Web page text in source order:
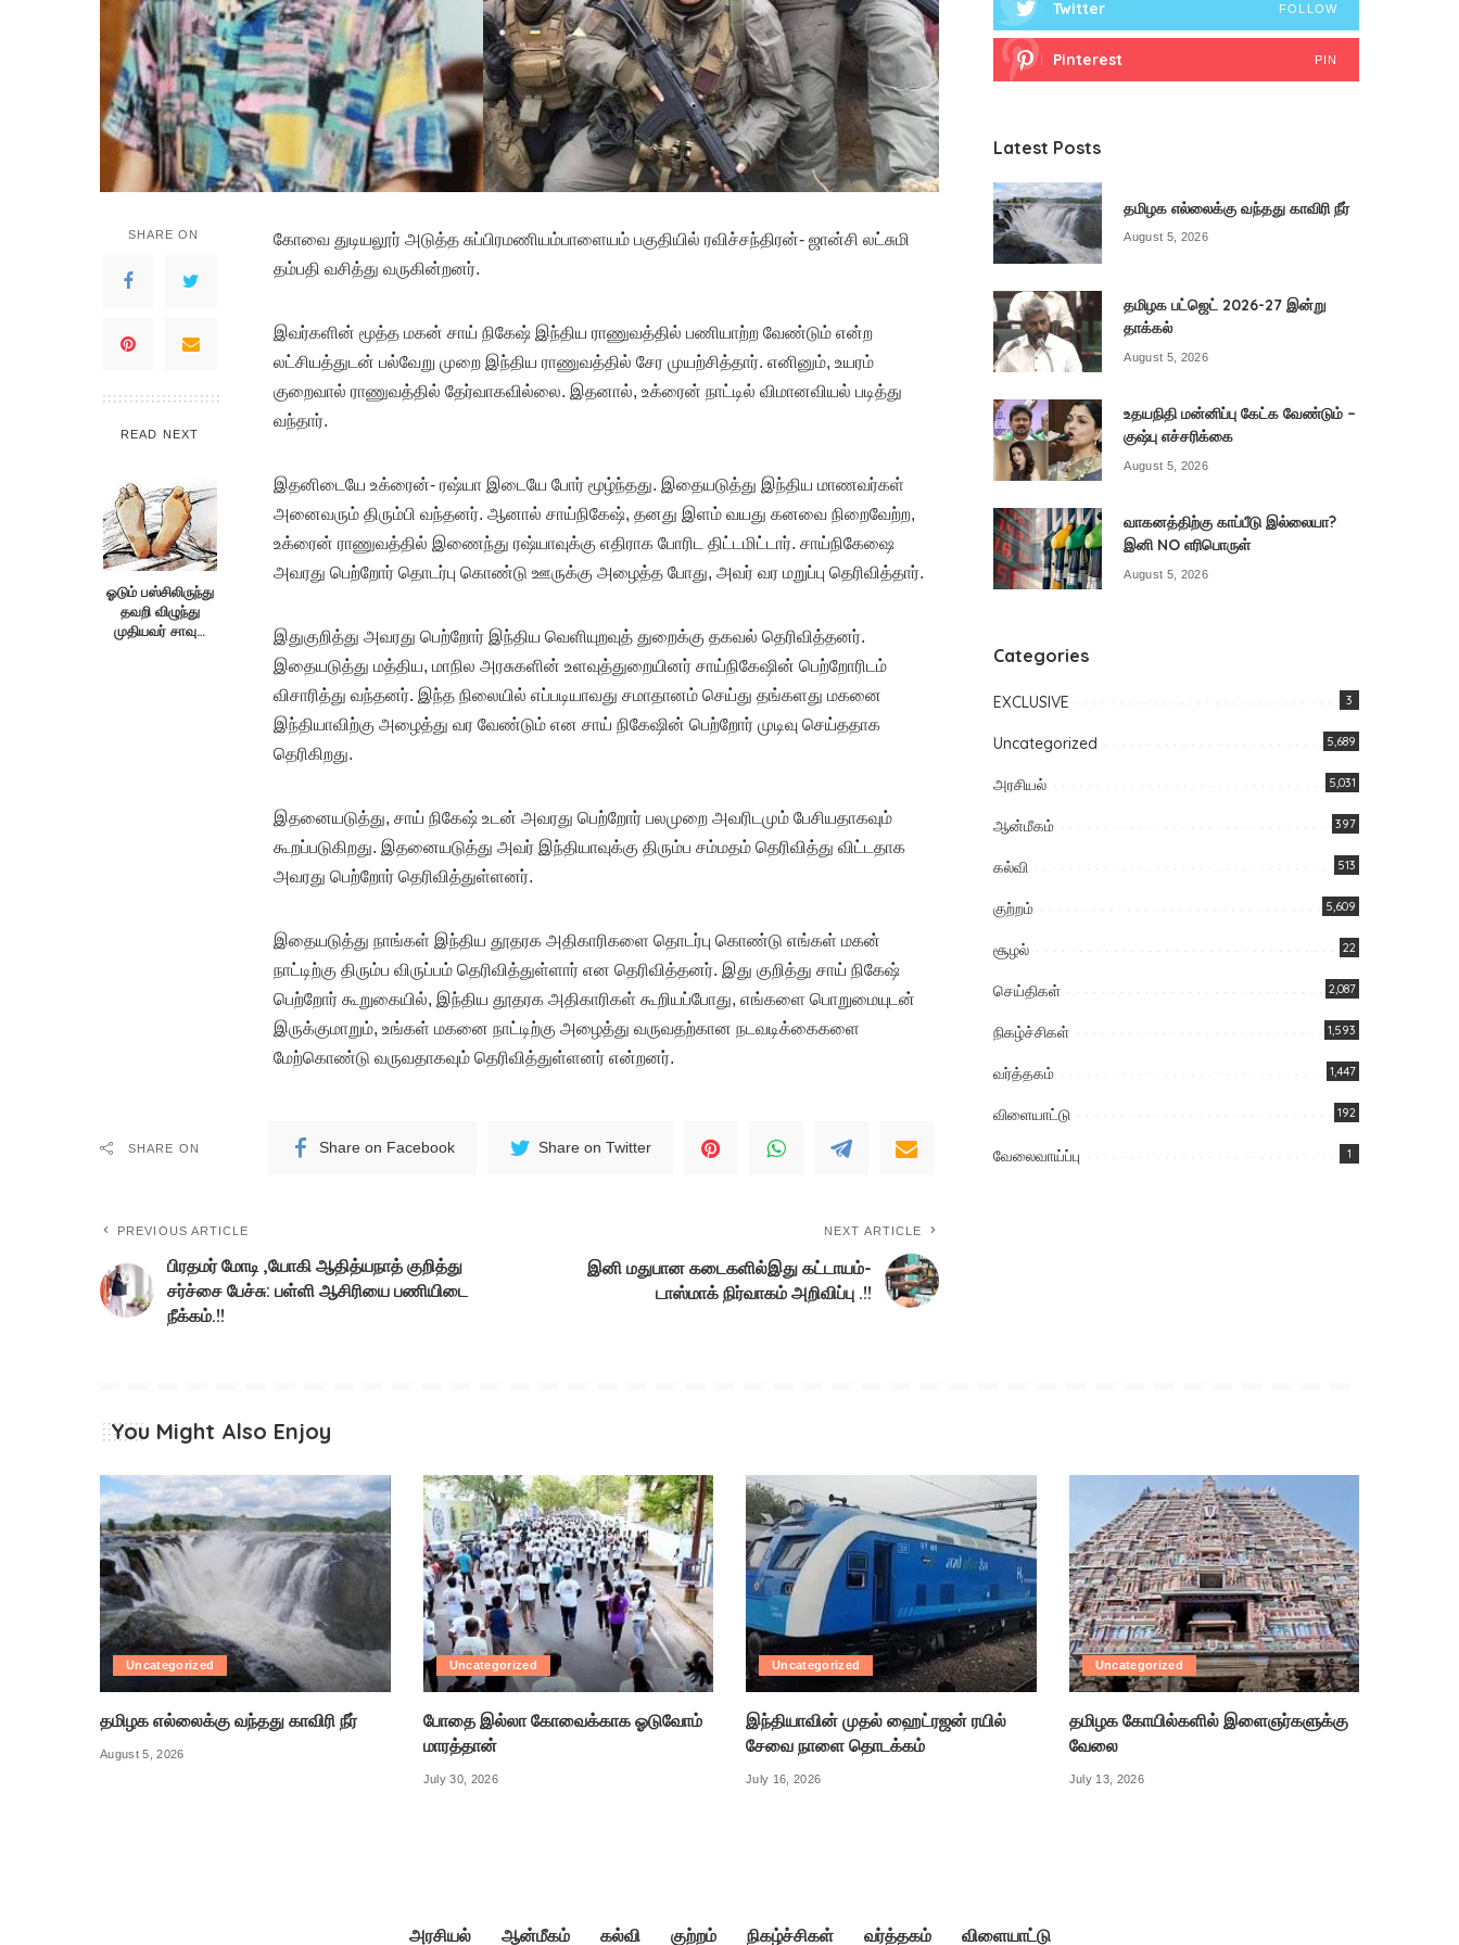
SHARE ON
READ NEXT
ஓடும் பஸ்சிலிருந்து
தவறி விழுந்து
முதியவர் சாவு…
கோவை துடியலூர் அடுத்த சுப்பிரமணியம்பாளையம் பகுதியில் ரவிச்சந்திரன்- ஜான்சி லட்சுமி
தம்பதி வசித்து வருகின்றனர்.
இவர்களின் மூத்த மகன் சாய் நிகேஷ் இந்திய ராணுவத்தில் பணியாற்ற வேண்டும் என்ற
லட்சியத்துடன் பல்வேறு முறை இந்திய ராணுவத்தில் சேர முயற்சித்தார். எனினும், உயரம்
குறைவால் ராணுவத்தில் தேர்வாகவில்லை. இதனால், உக்ரைன் நாட்டில் விமானவியல் படித்து
வந்தார்.
இதனிடையே உக்ரைன்- ரஷ்யா இடையே போர் மூழ்ந்தது. இதையடுத்து இந்திய மாணவர்கள்
அனைவரும் திரும்பி வந்தனர். ஆனால் சாய்நிகேஷ், தனது இளம் வயது கனவை நிறைவேற்ற,
உக்ரைன் ராணுவத்தில் இணைந்து ரஷ்யாவுக்கு எதிராக போரிட திட்டமிட்டார். சாய்நிகேஷை
அவரது பெற்றோர் தொடர்பு கொண்டு ஊருக்கு அழைத்த போது, அவர் வர மறுப்பு தெரிவித்தார்.
இதுகுறித்து அவரது பெற்றோர் இந்திய வெளியுறவுத் துறைக்கு தகவல் தெரிவித்தனர்.
இதையடுத்து மத்திய, மாநில அரசுகளின் உளவுத்துறையினர் சாய்நிகேஷின் பெற்றோரிடம்
விசாரித்து வந்தனர். இந்த நிலையில் எப்படியாவது சமாதானம் செய்து தங்களது மகனை
இந்தியாவிற்கு அழைத்து வர வேண்டும் என சாய் நிகேஷின் பெற்றோர் முடிவு செய்ததாக
தெரிகிறது.
இதனையடுத்து, சாய் நிகேஷ் உடன் அவரது பெற்றோர் பலமுறை அவரிடமும் பேசியதாகவும்
கூறப்படுகிறது. இதனையடுத்து அவர் இந்தியாவுக்கு திரும்ப சம்மதம் தெரிவித்து விட்டதாக
அவரது பெற்றோர் தெரிவித்துள்ளனர்.
இதையடுத்து நாங்கள் இந்திய தூதரக அதிகாரிகளை தொடர்பு கொண்டு எங்கள் மகன்
நாட்டிற்கு திரும்ப விருப்பம் தெரிவித்துள்ளார் என தெரிவித்தனர். இது குறித்து சாய் நிகேஷ்
பெற்றோர் கூறுகையில், இந்திய தூதரக அதிகாரிகள் கூறியப்போது, எங்களை பொறுமையுடன்
இருக்குமாறும், உங்கள் மகனை நாட்டிற்கு அழைத்து வருவதற்கான நடவடிக்கைகளை
மேற்கொண்டு வருவதாகவும் தெரிவித்துள்ளனர் என்றனர்.
SHARE ON Share on Facebook Share on Twitter
PREVIOUS ARTICLE
பிரதமர் மோடி ,யோகி ஆதித்யநாத் குறித்து
சர்ச்சை பேச்சு: பள்ளி ஆசிரியை பணியிடை
நீக்கம்.!!
NEXT ARTICLE
இனி மதுபான கடைகளில்இது கட்டாயம்-
டாஸ்மாக் நிர்வாகம் அறிவிப்பு .!!
Twitter FOLLOW
Pinterest PIN
Latest Posts
தமிழக எல்லைக்கு வந்தது காவிரி நீர்
August 5, 2026
தமிழக பட்ஜெட் 2026-27 இன்று
தாக்கல்
August 5, 2026
உதயநிதி மன்னிப்பு கேட்க வேண்டும் –
குஷ்பு எச்சரிக்கை
August 5, 2026
வாகனத்திற்கு காப்பீடு இல்லையா?
இனி NO எரிபொருள்
August 5, 2026
Categories
EXCLUSIVE 3
Uncategorized 5,689
அரசியல் 5,031
ஆன்மீகம் 397
கல்வி 513
குற்றம் 5,609
சூழல் 22
செய்திகள் 2,087
நிகழ்ச்சிகள் 1,593
வர்த்தகம் 1,447
விளையாட்டு 192
வேலைவாய்ப்பு 1
You Might Also Enjoy
Uncategorized
தமிழக எல்லைக்கு வந்தது காவிரி நீர்
August 5, 2026
Uncategorized
போதை இல்லா கோவைக்காக ஓடுவோம்
மாரத்தான்
July 30, 2026
Uncategorized
இந்தியாவின் முதல் ஹைட்ரஜன் ரயில்
சேவை நாளை தொடக்கம்
July 16, 2026
Uncategorized
தமிழக கோயில்களில் இளைஞர்களுக்கு
வேலை
July 13, 2026
அரசியல் ஆன்மீகம் கல்வி குற்றம் நிகழ்ச்சிகள் வர்த்தகம் விளையாட்டு